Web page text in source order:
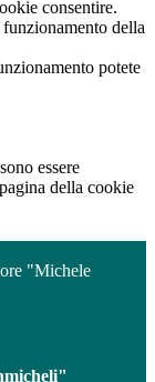
consentire.
della
potete
essere
della cookie
"Michele